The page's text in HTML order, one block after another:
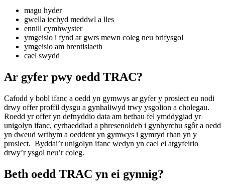
magu hyder
gwella iechyd meddwl a lles
ennill cymhwyster
ymgeisio i fynd ar gwrs mewn coleg neu brifysgol
ymgeisio am brentisiaeth
cael swydd
Ar gyfer pwy oedd TRAC?
Cafodd y bobl ifanc a oedd yn gymwys ar gyfer y prosiect eu nodi
drwy offer proffil dysgu a gynhaliwyd trwy ysgolion a cholegau.
Roedd yr offer yn defnyddio data am bethau fel ymddygiad yr
unigolyn ifanc, cyrhaeddiad a phresenoldeb i gynhyrchu sgôr a oedd
yn dweud wrthym a oeddent yn gymwys i gymryd rhan yn y
prosiect. Byddai’r unigolyn ifanc wedyn yn cael ei atgyfeirio
drwy’r ysgol neu’r coleg.
Beth oedd TRAC yn ei gynnig?